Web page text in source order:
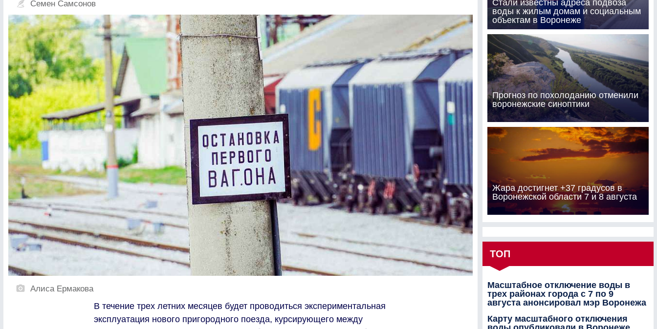
Семен Самсонов
Алиса Ермакова
В течение трех летних месяцев будет проводиться экспериментальная
эксплуатация нового пригородного поезда, курсирующего между
Стали известны адреса подвоза
воды к жилым домам и социальным
объектам в Воронеже
Прогноз по похолоданию отменили
воронежские синоптики
Жара достигнет +37 градусов в
Воронежской области 7 и 8 августа
ТОП
Масштабное отключение воды в
трех районах города с 7 по 9
августа анонсировал мэр Воронежа
Карту масштабного отключения